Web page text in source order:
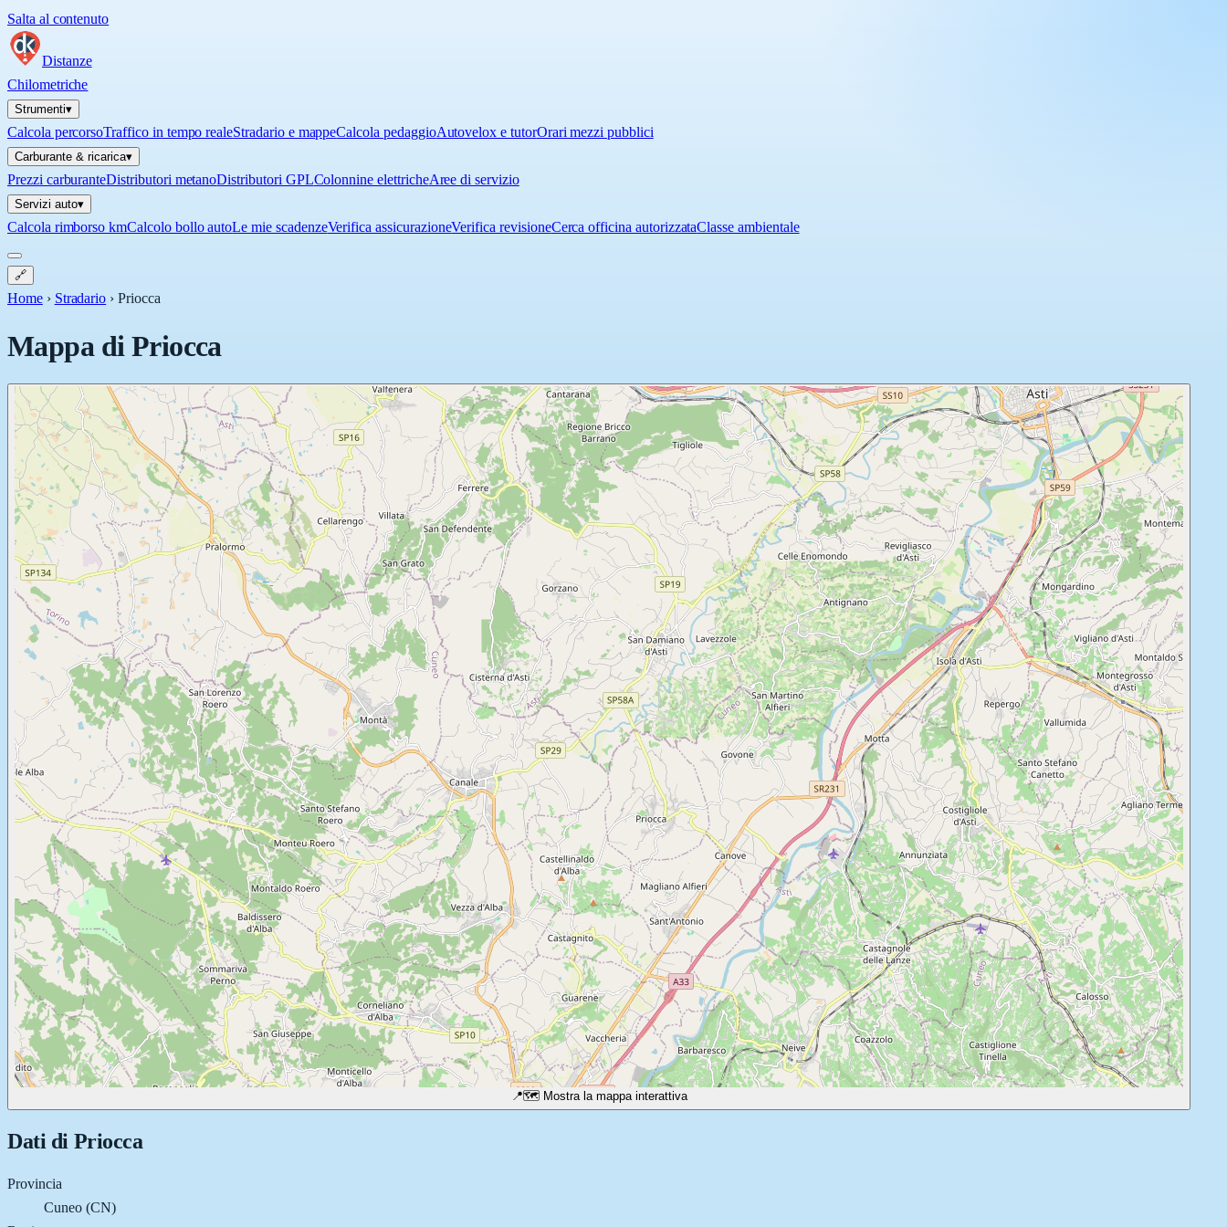
Salta al contenuto
Distanze
Chilometriche
Strumenti▾
Calcola percorsoTraffico in tempo realeStradario e mappeCalcola pedaggioAutovelox e tutorOrari mezzi pubblici
Carburante & ricarica▾
Prezzi carburanteDistributori metanoDistributori GPLColonnine elettricheAree di servizio
Servizi auto▾
Calcola rimborso kmCalcolo bollo autoLe mie scadenzeVerifica assicurazioneVerifica revisioneCerca officina autorizzataClasse ambientale
🔗
Home › Stradario ›Priocca
Mappa diPriocca
📍🗺️ Mostra la mappa interattiva
Dati di Priocca
Provincia
Cuneo (CN)